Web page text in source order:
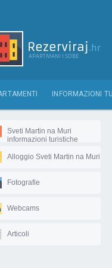
INFORMAZIONI
Sveti Martin na Muri
informazioni turistiche
Alloggio Sveti Martin na Muri
Fotografie
Webcams
Articoli